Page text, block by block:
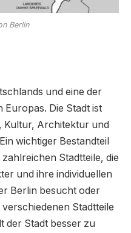
Berlin
und eine der
Die Stadt ist
Kultur, Architektur und
wichtiger Bestandteil
Stadtteile, die
und ihre individuellen
Berlin besucht oder
Stadtteile
der Stadt besser zu